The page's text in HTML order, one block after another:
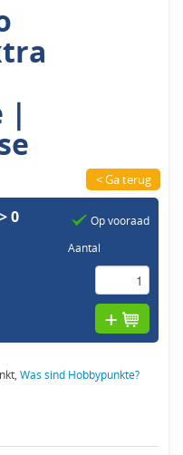
|
< Ga terug
0
Op vooraad
Aantal
Was sind Hobbypunkte?